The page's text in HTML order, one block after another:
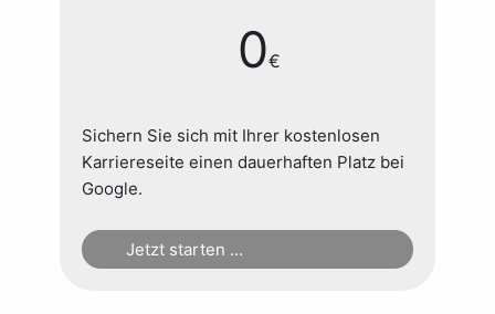
0€
Sichern Sie sich mit Ihrer kostenlosen
Karriereseite einen dauerhaften Platz bei
Google.
Jetzt starten …